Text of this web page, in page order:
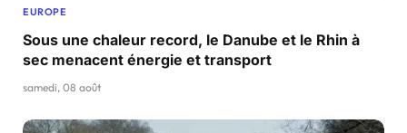
EUROPE
Sous une chaleur record, le Danube et le Rhin à
sec menacent énergie et transport
samedi, 08 août